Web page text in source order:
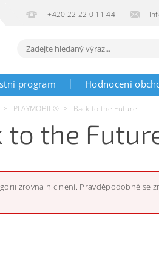
+420 22 22 0 11 44
program Hodnocení
PLAYMOBIL® Back to the Future
to the
zrovna nic není. Pravděpodobně se